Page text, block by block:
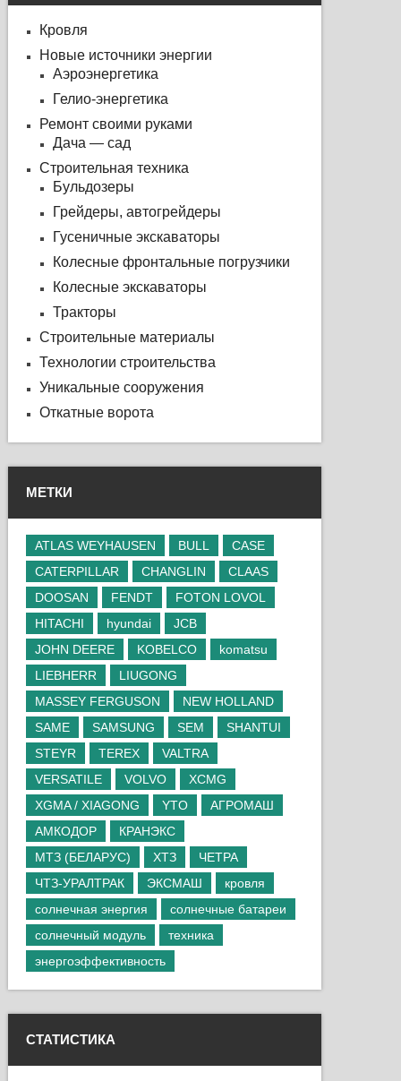
Кровля
Новые источники энергии
Аэроэнергетика
Гелио-энергетика
Ремонт своими руками
Дача — сад
Строительная техника
Бульдозеры
Грейдеры, автогрейдеры
Гусеничные экскаваторы
Колесные фронтальные погрузчики
Колесные экскаваторы
Тракторы
Строительные материалы
Технологии строительства
Уникальные сооружения
Откатные ворота
МЕТКИ
ATLAS WEYHAUSEN BULL
CASE
CATERPILLAR
CHANGLIN
CLAAS
DOOSAN
FENDT
FOTON LOVOL
HITACHI
hyundai
JCB
JOHN DEERE
KOBELCO
komatsu
LIEBHERR
LIUGONG
MASSEY FERGUSON
NEW HOLLAND
SAME
SAMSUNG SEM
SHANTUI
STEYR
TEREX
VALTRA
VERSATILE
VOLVO
XCMG
XGMA / XIAGONG
YTO
АГРОМАШ
АМКОДОР
КРАНЭКС
МТЗ (БЕЛАРУС)
ХТЗ
ЧЕТРА
ЧТЗ-УРАЛТРАК
ЭКСМАШ
кровля
солнечная энергия
солнечные батареи
солнечный модуль
техника
энергоэффективность
СТАТИСТИКА